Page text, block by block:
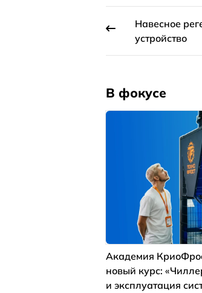
Навесное
устройство
В фокусе
Академия
новый курс:
и эксплуатация